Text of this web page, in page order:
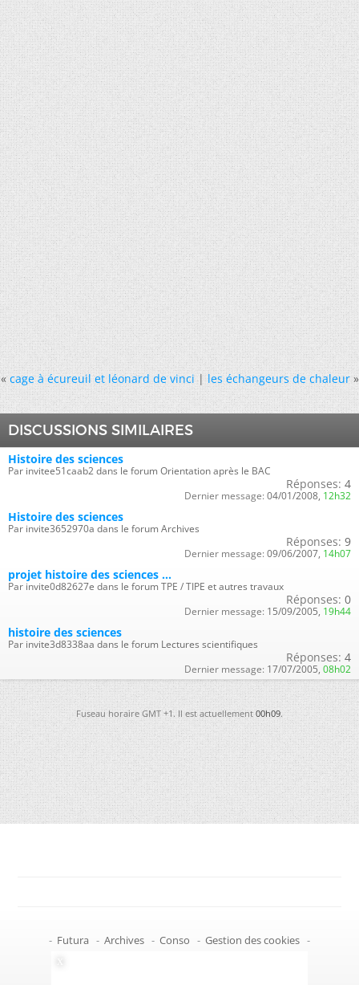
« cage à écureuil et léonard de vinci|les échangeurs de chaleur »
DISCUSSIONS SIMILAIRES
Histoire des sciences
Par invitee51caab2 dans le forum Orientation après le BAC
Réponses: 4
Dernier message: 04/01/2008, 12h32
Histoire des sciences
Par invite3652970a dans le forum Archives
Réponses: 9
Dernier message: 09/06/2007, 14h07
projet histoire des sciences ...
Par invite0d82627e dans le forum TPE / TIPE et autres travaux
Réponses: 0
Dernier message: 15/09/2005, 19h44
histoire des sciences
Par invite3d8338aa dans le forum Lectures scientifiques
Réponses: 4
Dernier message: 17/07/2005, 08h02
Fuseau horaire GMT +1. Il est actuellement00h09.
- Futura - Archives - Conso - Gestion des cookies -